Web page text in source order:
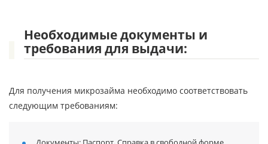
Необходимые документы и
требования для выдачи:
Для получения микрозайма необходимо соответствовать
следующим требованиям: